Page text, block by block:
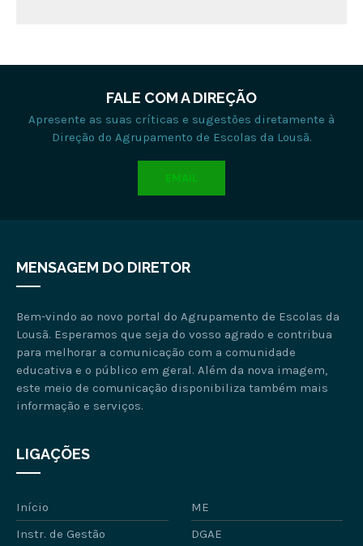
FALE COM A DIREÇÃO
Apresente as suas críticas e sugestões diretamente à
Direção do Agrupamento de Escolas da Lousã.
EMAIL
MENSAGEM DO DIRETOR
Bem-vindo ao novo portal do Agrupamento de Escolas da
Lousã. Esperamos que seja do vosso agrado e contribua
para melhorar a comunicação com a comunidade
educativa e o público em geral. Além da nova imagem,
este meio de comunicação disponibiliza também mais
informação e serviços.
LIGAÇÕES
Início
ME
Instr. de Gestão
DGAE